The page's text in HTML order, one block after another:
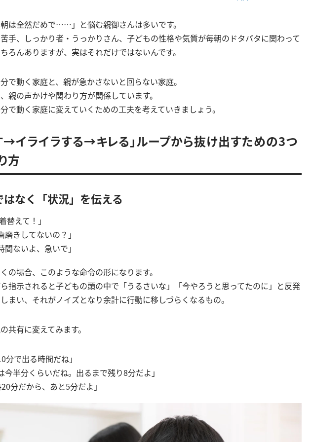
朝は全然だめで……」と悩む親御さんは多いです。
手、しっかり者・うっかりさん、子どもの性格や気質が毎朝のドタバタに関わって
ろんありますが、実はそれだけではないんです。
で動く家庭と、親が急かさないと回らない家庭。
親の声かけや関わり方が関係しています。
で動く家庭に変えていくための工夫を考えていきましょう。
→イライラする→キレる」ループから抜け出すための3つ
方
はなく「状況」を伝える
替えて！」
磨きしてないの？」
間ないよ、急いで」
の場合、このような命令の形になります。
指示されると子どもの頭の中で「うるさいな」「今やろうと思ってたのに」と反発
まい、それがノイズとなり余計に行動に移しづらくなるもの。
共有に変えてみます。
分で出る時間だね」
今半分くらいだね。出るまで残り8分だよ」
20分だから、あと5分だよ」